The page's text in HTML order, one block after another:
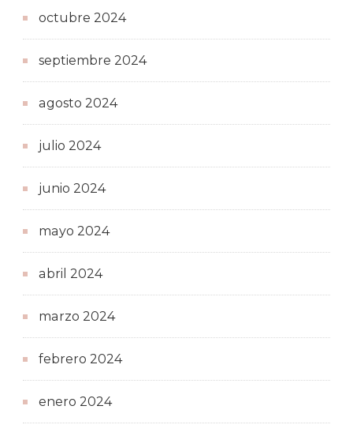
octubre 2024
septiembre 2024
agosto 2024
julio 2024
junio 2024
mayo 2024
abril 2024
marzo 2024
febrero 2024
enero 2024